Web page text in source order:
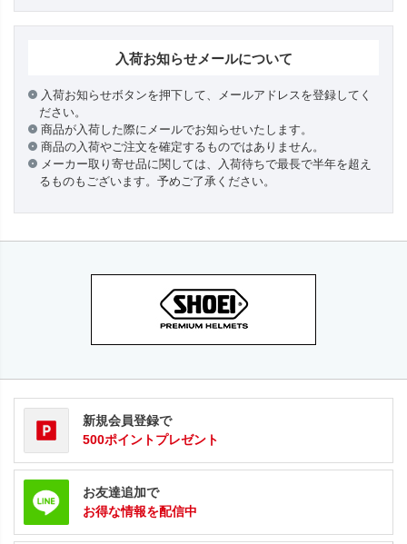
入荷お知らせメールについて
入荷お知らせボタンを押下して、メールアドレスを登録してく
ださい。
商品が入荷した際にメールでお知らせいたします。
商品の入荷やご注文を確定するものではありません。
メーカー取り寄せ品に関しては、入荷待ちで最長で半年を超え
るものもございます。予めご了承ください。
新規会員登録で
500ポイントプレゼント
お友達追加で
お得な情報を配信中